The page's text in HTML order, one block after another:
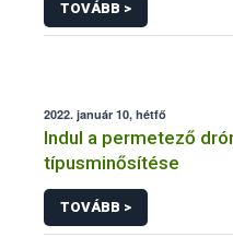
TOVÁBB >
2022. január 10, hétfő
Indul a permetező
típusminősítése
TOVÁBB >